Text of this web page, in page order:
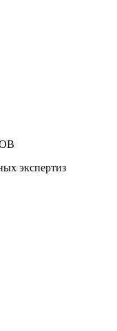
экспертиз